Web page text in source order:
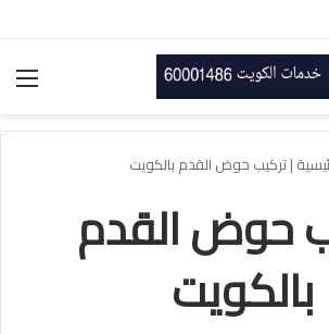
اتصل الان
|تركيب حوض القدم بالكويت
حوض القدم
بالكويت